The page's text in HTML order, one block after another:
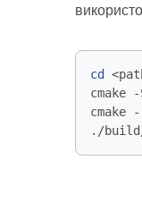
cd
cmake
./